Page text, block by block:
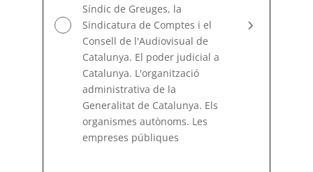
Síndic de Greuges, la
Sindicatura de Comptes i el
Consell de l'Audiovisual de
Catalunya. El poder judicial a
Catalunya. L'organització
administrativa de la
Generalitat de Catalunya. Els
organismes autònoms. Les
empreses públiques